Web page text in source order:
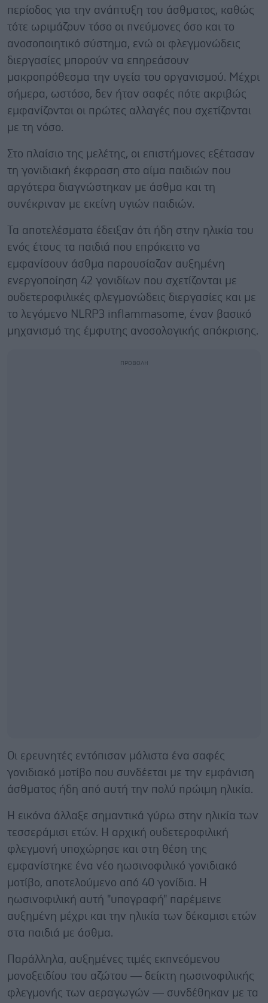
περίοδος για την ανάπτυξη του άσθματος, καθώς
τότε ωριμάζουν τόσο οι πνεύμονες όσο και το
ανοσοποιητικό σύστημα, ενώ οι φλεγμονώδεις
διεργασίες μπορούν να επηρεάσουν
μακροπρόθεσμα την υγεία του οργανισμού. Μέχρι
σήμερα, ωστόσο, δεν ήταν σαφές πότε ακριβώς
εμφανίζονται οι πρώτες αλλαγές που σχετίζονται
με τη νόσο.
Στο πλαίσιο της μελέτης, οι επιστήμονες εξέτασαν
τη γονιδιακή έκφραση στο αίμα παιδιών που
αργότερα διαγνώστηκαν με άσθμα και τη
συνέκριναν με εκείνη υγιών παιδιών.
Τα αποτελέσματα έδειξαν ότι ήδη στην ηλικία του
ενός έτους τα παιδιά που επρόκειτο να
εμφανίσουν άσθμα παρουσίαζαν αυξημένη
ενεργοποίηση 42 γονιδίων που σχετίζονται με
ουδετεροφιλικές φλεγμονώδεις διεργασίες και με
το λεγόμενο NLRP3 inflammasome, έναν βασικό
μηχανισμό της έμφυτης ανοσολογικής απόκρισης.
Οι ερευνητές εντόπισαν μάλιστα ένα σαφές
γονιδιακό μοτίβο που συνδέεται με την εμφάνιση
άσθματος ήδη από αυτή την πολύ πρώιμη ηλικία.
Η εικόνα άλλαξε σημαντικά γύρω στην ηλικία των
τεσσεράμισι ετών. Η αρχική ουδετεροφιλική
φλεγμονή υποχώρησε και στη θέση της
εμφανίστηκε ένα νέο ηωσινοφιλικό γονιδιακό
μοτίβο, αποτελούμενο από 40 γονίδια. Η
ηωσινοφιλική αυτή "υπογραφή" παρέμεινε
αυξημένη μέχρι και την ηλικία των δέκαμισι ετών
στα παιδιά με άσθμα.
Παράλληλα, αυξημένες τιμές εκπνεόμενου
μονοξειδίου του αζώτου — δείκτη ηωσινοφιλικής
φλεγμονής των αεραγωγών — συνδέθηκαν με τα